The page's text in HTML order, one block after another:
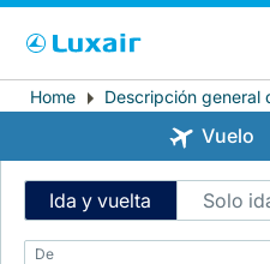
País de residencia
Breadcrumb
Home Descripción general
Vuelo
Intelligent
Flight
Search
Ida y vuelta Solo
De